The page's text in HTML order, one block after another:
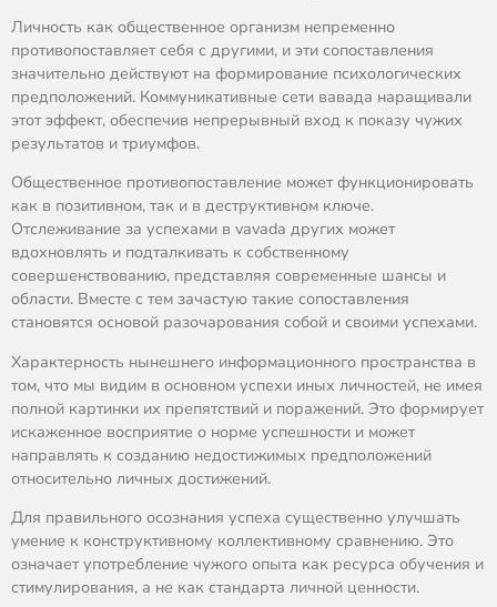
Личность как общественное организм непременно
противопоставляет себя с другими, и эти сопоставления
значительно действуют на формирование психологических
предположений. Коммуникативные сети вавада наращивали
этот эффект, обеспечив непрерывный вход к показу чужих
результатов и триумфов.
Общественное противопоставление может функционировать
как в позитивном, так и в деструктивном ключе.
Отслеживание за успехами в vavada других может
вдохновлять и подталкивать к собственному
совершенствованию, представляя современные шансы и
области. Вместе с тем зачастую такие сопоставления
становятся основой разочарования собой и своими успехами.
Характерность нынешнего информационного пространства в
том, что мы видим в основном успехи иных личностей, не имея
полной картинки их препятствий и поражений. Это формирует
искаженное восприятие о норме успешности и может
направлять к созданию недостижимых предположений
относительно личных достижений.
Для правильного осознания успеха существенно улучшать
умение к конструктивному коллективному сравнению. Это
означает употребление чужого опыта как ресурса обучения и
стимулирования, а не как стандарта личной ценности.